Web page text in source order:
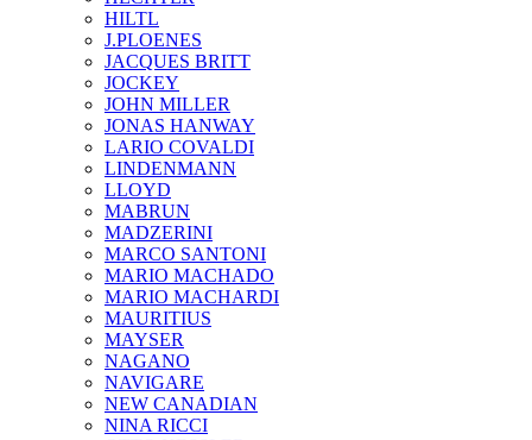
HILTL
J.PLOENES
JAСQUES BRITT
JOCKEY
JOHN MILLER
JONAS HANWAY
LARIO COVALDI
LINDENMANN
LLOYD
MABRUN
MADZERINI
MARCO SANTONI
MARIO MACHADO
MARIO MACHARDI
MAURITIUS
MAYSER
NAGANO
NAVIGARE
NEW CANADIAN
NINA RICCI